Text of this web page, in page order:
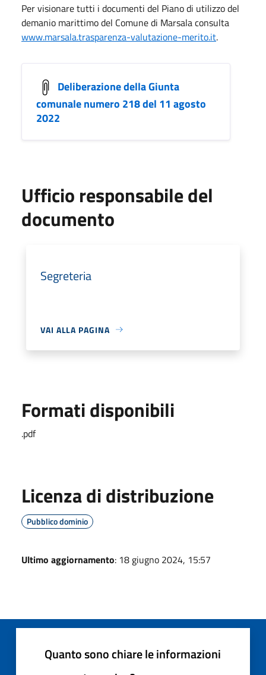
Per visionare tutti i documenti del Piano di utilizzo del
demanio marittimo del Comune di Marsala consulta
www.marsala.trasparenza-valutazione-merito.it.
Deliberazione della Giunta
comunale numero 218 del 11 agosto
2022
Ufficio responsabile del
documento
Segreteria
VAI ALLA PAGINA
Formati disponibili
.pdf
Licenza di distribuzione
Pubblico dominio
Ultimo aggiornamento: 18 giugno 2024, 15:57
Quanto sono chiare le informazioni